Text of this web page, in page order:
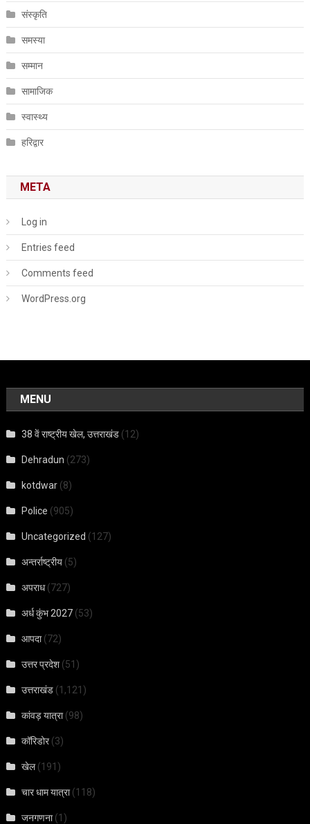
संस्कृति
समस्या
सम्मान
सामाजिक
स्वास्थ्य
हरिद्वार
META
Log in
Entries feed
Comments feed
WordPress.org
MENU
38 वें राष्ट्रीय खेल, उत्तराखंड (12)
Dehradun (273)
kotdwar (8)
Police (905)
Uncategorized (127)
अन्तर्राष्ट्रीय (5)
अपराध(727)
अर्ध कुंभ 2027 (53)
आपदा(72)
उत्तर प्रदेश (51)
उत्तराखंड (1,121)
कांवड़ यात्रा(98)
कॉरिडोर(3)
खेल(191)
चार धाम यात्रा(118)
जनगणना(1)